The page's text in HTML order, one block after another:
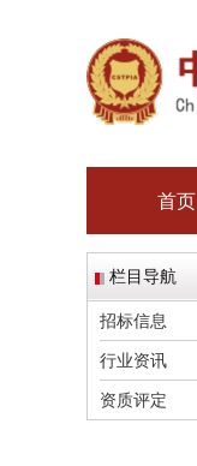
首页
栏目导航
招标信息
行业资讯
资质评定